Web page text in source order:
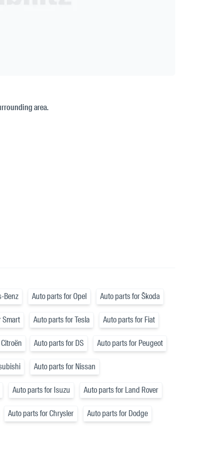
area.
Benz Auto parts for Opel Auto parts for Škoda
Smart Auto parts for Tesla Auto parts for Fiat
Auto parts for DS Auto parts for Peugeot
Auto parts for Nissan
Auto parts for Isuzu Auto parts for Land Rover
Auto parts for Chrysler Auto parts for Dodge